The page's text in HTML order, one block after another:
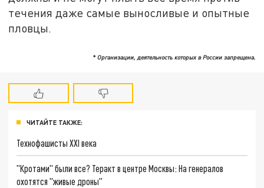
течения даже самые выносливые и опытные
пловцы.
* Организации, деятельность которых в России запрещена.
ЧИТАЙТЕ ТАКЖЕ:
Технофашисты XXI века
"Кротами" были все? Теракт в центре Москвы: На генералов
охотятся "живые дроны"